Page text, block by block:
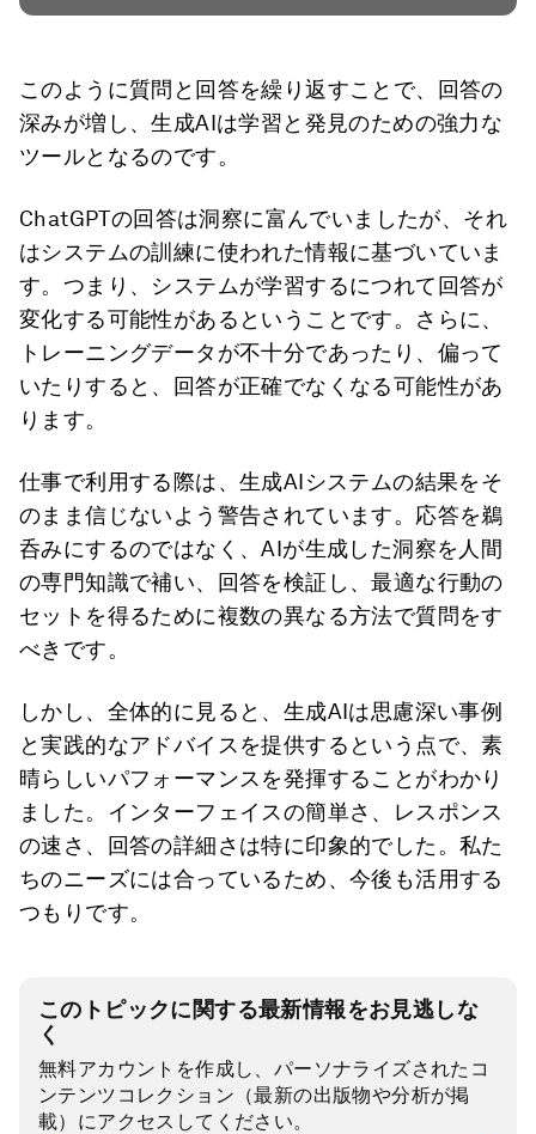
このように質問と回答を繰り返すことで、回答の
深みが増し、生成AIは学習と発見のための強力な
ツールとなるのです。
ChatGPTの回答は洞察に富んでいましたが、それ
はシステムの訓練に使われた情報に基づいていま
す。つまり、システムが学習するにつれて回答が
変化する可能性があるということです。さらに、
トレーニングデータが不十分であったり、偏って
いたりすると、回答が正確でなくなる可能性があ
ります。
仕事で利用する際は、生成AIシステムの結果をそ
のまま信じないよう警告されています。応答を鵜
呑みにするのではなく、AIが生成した洞察を人間
の専門知識で補い、回答を検証し、最適な行動の
セットを得るために複数の異なる方法で質問をす
べきです。
しかし、全体的に見ると、生成AIは思慮深い事例
と実践的なアドバイスを提供するという点で、素
晴らしいパフォーマンスを発揮することがわかり
ました。インターフェイスの簡単さ、レスポンス
の速さ、回答の詳細さは特に印象的でした。私た
ちのニーズには合っているため、今後も活用する
つもりです。
このトピックに関する最新情報をお見逃しな
く
無料アカウントを作成し、パーソナライズされたコ
ンテンツコレクション（最新の出版物や分析が掲
載）にアクセスしてください。